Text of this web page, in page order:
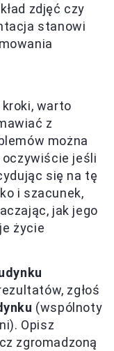
zdjęć czy
stanowi
warto
z
można
oczywiście jeśli
się na tę
i szacunek,
jak jego
życie
zgłoś
(wspólnoty
Opisz
zgromadzoną